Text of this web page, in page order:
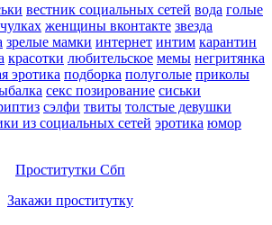
вестник социальных сетей вода голые
женщины вконтакте звезда
зрелые мамки интернет интим карантин
красотки любительское мемы негритянка
эротика подборка полуголые приколы
секс позирование сиськи
сэлфи твиты толстые девушки
из социальных сетей эротика юмор
Проститутки Сбп
Закажи проститутку